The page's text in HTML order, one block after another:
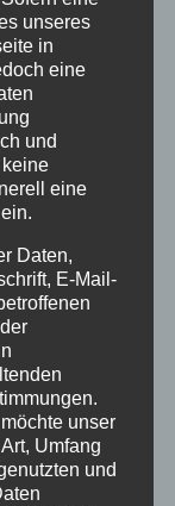
Gebühr in Höhe
[Weitere Steuern
keine
wenn
die gesetzliche
Waren
zu niedrigeren
von Büchern).
erst im Rahmen
kann. Sie kann
niedriger
unseres
in
eine
und
eine
Daten,
E-Mail-
unser
Umfang
und